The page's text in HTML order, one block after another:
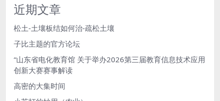
近期文章
松土-土壤板结如何治-疏松土壤
子比主题的官方论坛
“山东省电化教育馆 关于举办2026第三届教育信息技术应用
创新大赛赛事解读
高密的大集时间